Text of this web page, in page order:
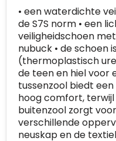
• een waterdichte
de S7S norm • een
veiligheidschoen
nubuck • de schoen
(thermoplastisch
de teen en hiel voor
tussenzool biedt
hoog comfort,
buitenzool zorgt
verschillende
neuskap en de
Telefoonnummer:+32
E-
mailadres
BEDRIJFSGEGEVENS
Bedrijfsnaam
Domein:
op
Safe
Blacklist Geen site
Geldig
Spam E-mail is
Websites die
van
voldoen aan een
veiligheidsprotocol,
certificaat
naar de certificaten
met vertrouwen!